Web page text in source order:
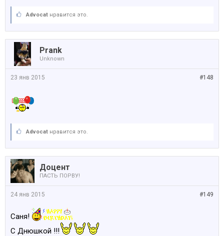
Advocat нравится это.
Prank
Unknown
#148
23 янв 2015
Advocat нравится это.
Доцент
ПАСТЬ ПОРВУ!
#149
24 янв 2015
Саня!
С Днюшкой !!!